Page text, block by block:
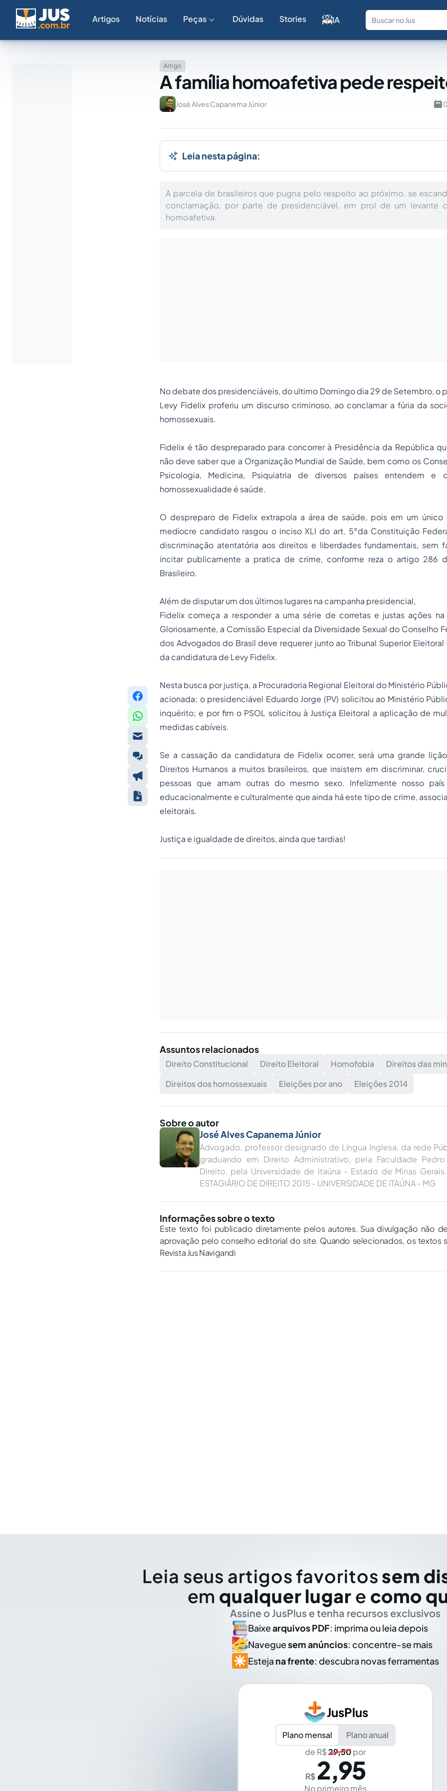
Artigos Notícias Peças Dúvidas Stories IA
Fale com
Artigo
A família homoafetiva pede
José Alves Capanema Júnior
Leia nesta página:
A parcela de brasileiros que pugna pelo respeito ao próximo, se
conclamação, por parte de presidenciável, em prol de um levante
homoafetiva.
No debate dos presidenciáveis, do ultimo Domingo dia 29 de Setembro, o
Levy Fidelix proferiu um discurso criminoso, ao conclamar a fúria da
homossexuais.
Fidelix é tão despreparado para concorrer à Presidência da República
não deve saber que a Organização Mundial de Saúde, bem como os
Psicologia, Medicina, Psiquiatria de diversos países entendem e
homossexualidade é saúde.
O despreparo de Fidelix extrapola a área de saúde, pois em um único
medíocre candidato rasgou o inciso XLI do art. 5°da Constituição
discriminação atentatória aos direitos e liberdades fundamentais, sem
incitar publicamente a pratica de crime, conforme reza o artigo 286
Brasileiro.
Além de disputar um dos últimos lugares na campanha presidencial,
Fidelix começa a responder a uma série de corretas e justas ações na
Gloriosamente, a Comissão Especial da Diversidade Sexual do Conselho
dos Advogados do Brasil deve requerer junto ao Tribunal Superior Eleitoral
da candidatura de Levy Fidelix.
Nesta busca por justiça, a Procuradoria Regional Eleitoral do Ministério
acionada; o presidenciável Eduardo Jorge (PV) solicitou ao Ministério
inquérito; e por fim o PSOL solicitou à Justiça Eleitoral a aplicação de
medidas cabíveis.
Se a cassação da candidatura de Fidelix ocorrer, será uma grande
Direitos Humanos a muitos brasileiros, que insistem em discriminar,
pessoas que amam outras do mesmo sexo. Infelizmente nosso
educacionalmente e culturalmente que ainda há este tipo de crime,
eleitorais.
Justiça e igualdade de direitos, ainda que tardias!
Assuntos relacionados
Direito Constitucional Direito Eleitoral Homofobia
Direitos das
Direitos dos homossexuais
Eleições por ano Eleições 2014
Sobre o autor
José Alves Capanema Júnior
Advogado, professor designado de Língua Inglesa, da rede
graduando em Direito Administrativo, pela Faculdade
Direito, pela Universidade de Itaúna - Estado de Minas
ESTAGIÁRIO DE DIREITO 2015 - UNIVERSIDADE DE ITAÚNA - MG
Informações sobre o texto
Este texto foi publicado diretamente pelos autores. Sua divulgação não
aprovação pelo conselho editorial do site. Quando selecionados, os textos
Revista Jus Navigandi
Leia seus artigos favoritos sem
em qualquer lugar e como
Assine o JusPlus e tenha recursos exclusivos
Baixearquivos PDF: imprima ou leia depois
Naveguesem anúncios: concentre-se mais
Esteja na frente: descubra novas ferramentas
JusPlus
Plano mensal
Plano anual
de R$29,50por
R$ 2,95
No primeiro mês